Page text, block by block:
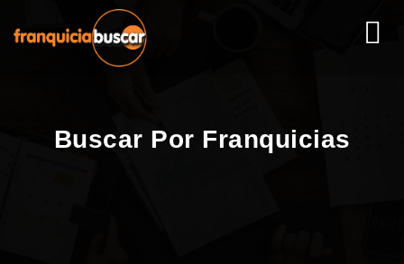
Buscar Por Franquicias